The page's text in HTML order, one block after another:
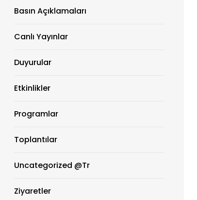
Basın Açıklamaları
Canlı Yayınlar
Duyurular
Etkinlikler
Programlar
Toplantılar
Uncategorized @tr
Ziyaretler